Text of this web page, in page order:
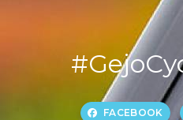
FACEBOOK